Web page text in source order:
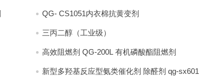
QG- CS1051内衣棉抗黄变剂
三丙二醇（工业级）
高效阻燃剂 QG-200L 有机磷酸酯阻燃剂
新型多羟基反应型氨类催化剂 除醛剂 qg-sx601